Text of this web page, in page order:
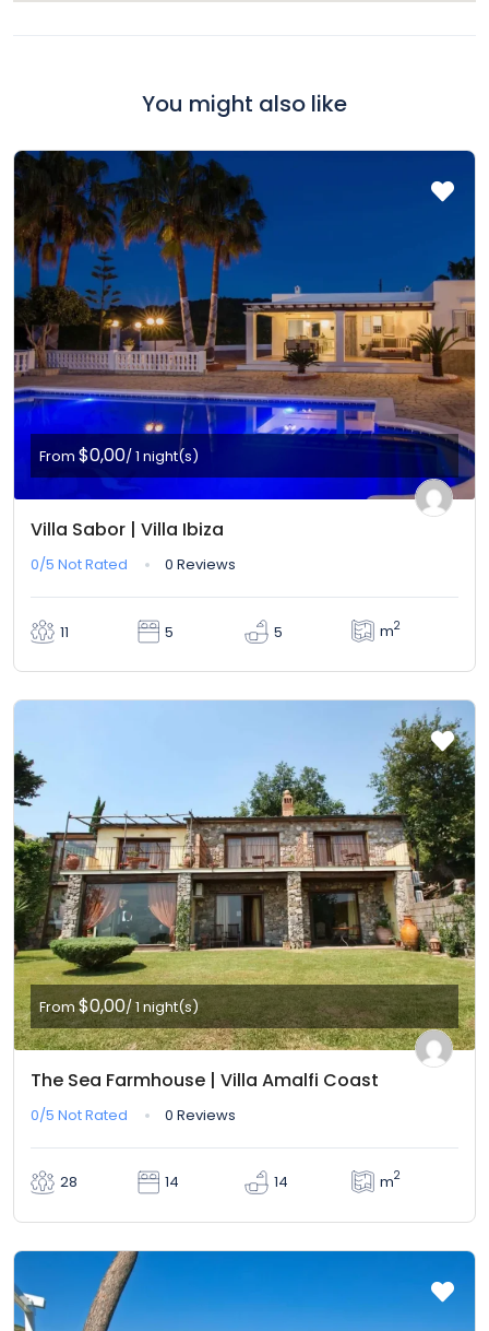
You might also like
From $0,00/ 1 night(s)
Villa Sabor | Villa Ibiza
0/5 Not Rated 0 Reviews
11 5 5 m2
From$0,00/ 1 night(s)
The Sea Farmhouse | Villa Amalfi Coast
0/5 Not Rated 0 Reviews
28 14 14 m2